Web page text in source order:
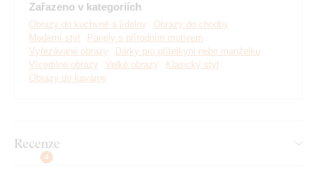
3D efekt díky 3 mm silnému materiálu
Na výběr mnoho dekorů
Jednoduchá montáž na stěnu
U velikostní varianty 70x47 cm je rozměr jednoho dílu
Zařazeno v kategoriích
Obrazy do kuchyně a jídelny
Obrazy do chodby
Moderní styl
Panely s přírodním motivem
Vyřezávané obrazy
Dárky pro přítelkyni nebo manželku
Vícedílné obrazy
Velké obrazy
Klasický styl
Obrazy do kavárny
Recenze
4